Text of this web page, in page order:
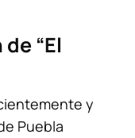
“El
y
Puebla